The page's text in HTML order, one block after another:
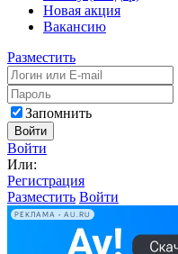
Новая акция
Вакансию
Разместить
Запомнить
Войти
Войти
Или:
Регистрация
Разместить Войти
РЕКЛАМА • AU.RU